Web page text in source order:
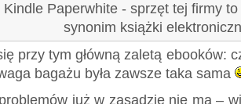
Kindle Paperwhite - sprzęt tej firmy
synonim książki
przy tym główną zaletą ebooków:
bagażu była zawsze taka sama
już w zasadzie nie ma –